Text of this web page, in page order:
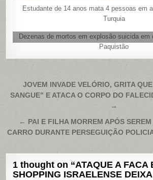
Estudante de 14 anos mata 4 pessoas em
Turquia
Dezenas de mortos em explosão suicida em
Paquistão
Navegação
de
JOVEM INVADE VELÓRIO, GRITA
SANGUE” E ATACA O CORPO DO
→
← PAI E FILHA MORREM APÓS SEREM
CARRO DURANTE PERSEGUIÇÃO
1 thought on “ATAQUE A FACA
SHOPPING ISRAELENSE